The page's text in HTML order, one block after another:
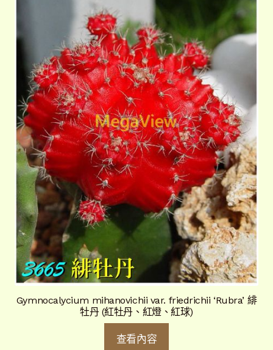
Gymnocalycium mihanovichii var. friedrichii ‘Rubra’ 緋
牡丹 (紅牡丹、紅燈、紅球)
查看內容